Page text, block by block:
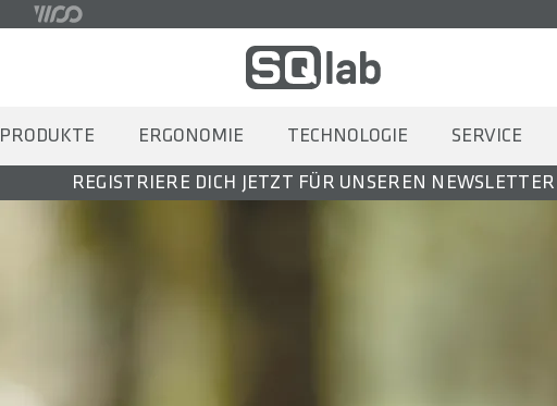
PRODUKTE ERGONOMIE TECHNOLOGIE SERVICE
REGISTRIERE DICH JETZT FÜR UNSEREN NEWSLETTER